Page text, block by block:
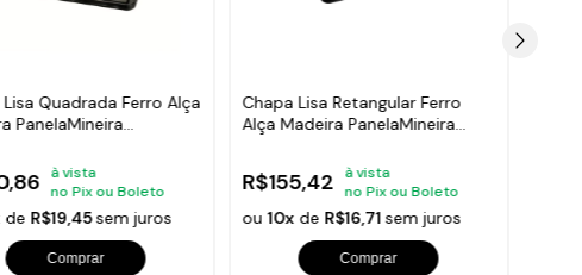
Quadrada Ferro Alça
PanelaMineira
à vista
no Pix ou Boleto
de R$19,45sem juros
Comprar
Chapa Lisa Retangular Ferro
Alça Madeira PanelaMineira
R$155,42
à vista
no Pix ou Boleto
ou10x de R$16,71sem juros
Comprar